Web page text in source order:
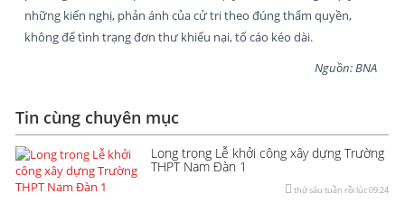
những kiến nghị, phản ánh của cử tri theo đúng thẩm quyền,
không để tình trạng đơn thư khiếu nại, tố cáo kéo dài.
Nguồn: BNA
Tin cùng chuyên mục
Long trọng Lễ khởi công xây dựng Trường
THPT Nam Đàn 1
thứ sáu tuần rồi lúc 09:24